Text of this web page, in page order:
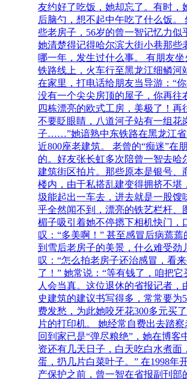
友约好了吃饭，她却忘了。有时，
后脑勺，想不起中午吃了什么饭。
些老房子，56岁的曾一智记忆力似
她清楚得记得哈尔滨大街小巷那些
哪一年，发生过什么事。 有朋友
铁路线上，火车行至黑龙江细鳞河
在家里，打电话给朋友当导游：“
没有一个尖尖房顶的屋子，你再往
四栋漂亮的欧式工房，美极了！再
不要眨眼睛，八道河子站有一组花
子……”她谙熟中东铁路在黑龙江省
近800座老建筑。 老曾的“痴迷”在
的。好友张长虹多次陪曾一智去哈
建筑街区拍片。那些原本是银号、
楼内，由于私搭乱建变得拥挤不堪
圾能起出一车去，进去就是一股馊
乎全然闻不到，漂亮的铁艺栏杆、
楣子吸引着她不停摁下相机快门，
叹：“多美啊！” 甚至感冒后病蔫
到雪后老房子的美景，什么难受劲
叹：“怎么拍老房子还治感冒，看
了！” 她常说：“等有钱了，咱把它
人会当真。这位退休的省报记者，
史建筑的建议书写得多，常常要为
费发愁，为此她咬牙花300多元买
片的打印机。 她经常自费出去踏
回到家已是“弹尽粮绝”，她在博客
资还有几天日子，白天吃白水煮面
蛋，扔几片白菜叶子。” 在1998年
产保护之前，曾一智在省报副刊部